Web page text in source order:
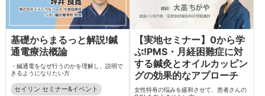
基礎からまるっと解説!鍼
通電療法概論
・鍼通電をなぜ行うのかを理解し、説明で
きるようになりたい方
セイリン セミナー&イベント
【実地セミナー】0から学
ぶ!PMS・月経困難症に対
する鍼灸とオイルカッピン
グの効果的なアプローチ
女性特有の悩みを緩和させて、患者さんの